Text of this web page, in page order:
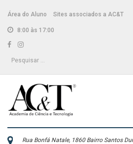
content
Área do Aluno Sites associados a AC&T
8:00 às 17:00
Facebook
Instagram
Pesquisar
Rua Bonfá Natale, 1860 Bairro Santos